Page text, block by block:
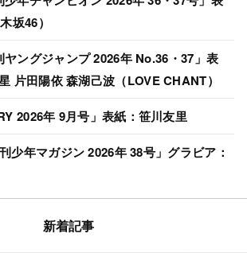
坂46）
ヤングジャンプ 2026年 No.36・37」表
片田陽依 森湖己波（LOVE CHANT）
2026年 9月号」表紙：笹川友里
少年マガジン 2026年 38号」グラビア：
新着記事